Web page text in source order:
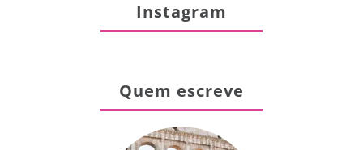
Instagram
Quem escreve